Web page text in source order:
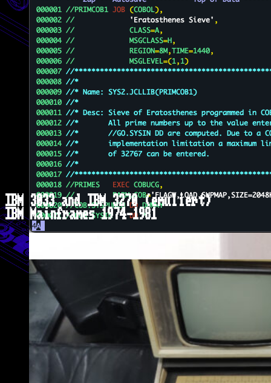
IBM 3033 and IBM 3270 (emuliert)
IBM Mainframes 1974-1981